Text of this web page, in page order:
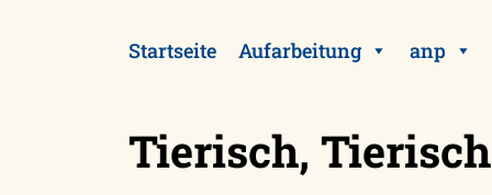
Startseite Aufarbeitung anp
Tierisch, Tierisch